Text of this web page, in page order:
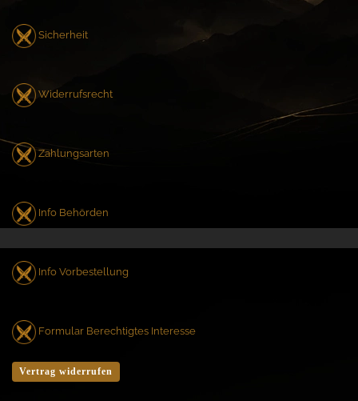
Sicherheit
Widerrufsrecht
Zahlungsarten
Info Behörden
Info Vorbestellung
Formular Berechtigtes Interesse
Vertrag widerrufen